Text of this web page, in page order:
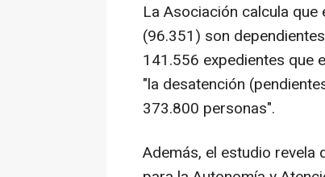
La Asociación calcula
(96.351) son
141.556 expedientes que
"la desatención
373.800 personas".
Además, el estudio revela